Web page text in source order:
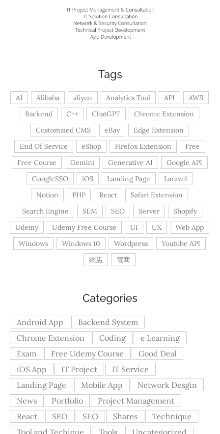
Tags
AI Alibaba aliyun Analytics Tool API
AWS
Backend
C++ ChatGPT
Chrome Extension
Customzied CMS
eBay
Edge Extension
End Of Service
eShop Firefox Extension
Free
Free Course
Gemini Generative AI
Google API
GoogleSSO
iOS Landing Page
Laravel
Notion
PHP React
Safari Extension
Search Engine
SEM SEO Server
Shopify
Udemy
Udemy Free Course UI UX
Web App
Windows
Windows 10 Wordpress
Youtube API
網店
電商
Categories
Android App
Backend System
Chrome Extension
Coding
e Learning
Exam
Free Udemy Course
Good Deal
iOS App
IT Project
IT Service
Landing Page
Mobile App
Network Desgin
News
Portfolio
Project Management
React
SEO SEO Shares
Technique
Tool and Techique
Tools Uncategorized